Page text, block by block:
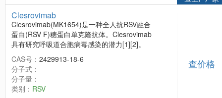
Clesrovimab
Clesrovimab(MK1654)是一种全人抗RSV融合
蛋白(RSV F)糖蛋白单克隆抗体。Clesrovimab
具有研究呼吸道合胞病毒感染的潜力[1][2]。
CAS号： 2429913-18-6
分子式：
分子量：
类别： RSV
查价格